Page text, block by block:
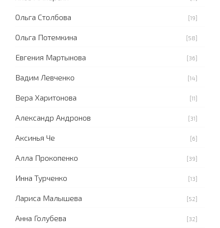
Ольга Столбова [19]
Ольга Потемкина [58]
Евгения Мартынова [36]
Вадим Левченко [14]
Вера Харитонова [11]
Александр Андронов [31]
Аксинья Че [6]
Алла Прокопенко [39]
Инна Турченко [13]
Лариса Малышева [52]
Анна Голубева [32]